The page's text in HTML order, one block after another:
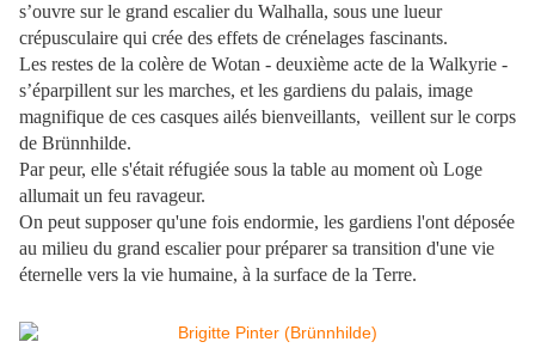
s’ouvre sur le grand escalier du Walhalla, sous une lueur
crépusculaire qui crée des effets de crénelages fascinants.
Les restes de la colère de Wotan - deuxième acte de la Walkyrie -
s’éparpillent sur les marches, et les gardiens du palais, image
magnifique de ces casques ailés bienveillants, veillent sur le corps
de Brünnhilde.
Par peur, elle s'était réfugiée sous la table au moment où Loge
allumait un feu ravageur.
On peut supposer qu'une fois endormie, les gardiens l'ont déposée
au milieu du grand escalier pour préparer sa transition d'une vie
éternelle vers la vie humaine, à la surface de la Terre.